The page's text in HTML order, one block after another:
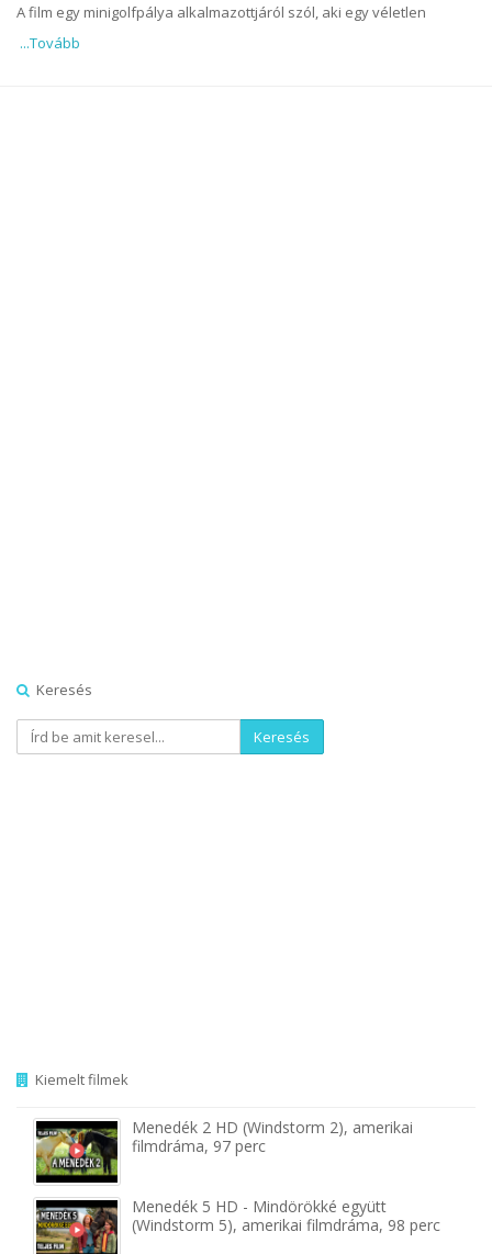
A film egy minigolfpálya alkalmazottjáról szól, aki egy véletlen
...Tovább
Keresés
Keresés
Kiemelt filmek
Menedék 2 HD (Windstorm 2), amerikai
filmdráma, 97 perc
Menedék 5 HD - Mindörökké együtt
(Windstorm 5), amerikai filmdráma, 98 perc